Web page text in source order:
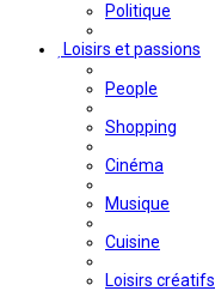
Politique
Loisirs et passions
People
Shopping
Cinéma
Musique
Cuisine
Loisirs créatifs